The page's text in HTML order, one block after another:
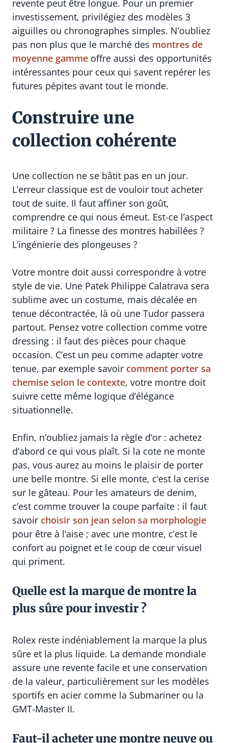
revente peut être longue. Pour un premier
investissement, privilégiez des modèles 3
aiguilles ou chronographes simples. N’oubliez
pas non plus que le marché des montres de
moyenne gamme offre aussi des opportunités
intéressantes pour ceux qui savent repérer les
futures pépites avant tout le monde.
Construire une
collection cohérente
Une collection ne se bâtit pas en un jour.
L’erreur classique est de vouloir tout acheter
tout de suite. Il faut affiner son goût,
comprendre ce qui nous émeut. Est-ce l’aspect
militaire ? La finesse des montres habillées ?
L’ingénierie des plongeuses ?
Votre montre doit aussi correspondre à votre
style de vie. Une Patek Philippe Calatrava sera
sublime avec un costume, mais décalée en
tenue décontractée, là où une Tudor passera
partout. Pensez votre collection comme votre
dressing : il faut des pièces pour chaque
occasion. C’est un peu comme adapter votre
tenue, par exemple savoir comment porter sa
chemise selon le contexte, votre montre doit
suivre cette même logique d’élégance
situationnelle.
Enfin, n’oubliez jamais la règle d’or : achetez
d’abord ce qui vous plaît. Si la cote ne monte
pas, vous aurez au moins le plaisir de porter
une belle montre. Si elle monte, c’est la cerise
sur le gâteau. Pour les amateurs de denim,
c’est comme trouver la coupe parfaite : il faut
savoir choisir son jean selon sa morphologie
pour être à l’aise ; avec une montre, c’est le
confort au poignet et le coup de cœur visuel
qui priment.
Quelle est la marque de montre la
plus sûre pour investir ?
Rolex reste indéniablement la marque la plus
sûre et la plus liquide. La demande mondiale
assure une revente facile et une conservation
de la valeur, particulièrement sur les modèles
sportifs en acier comme la Submariner ou la
GMT-Master II.
Faut-il acheter une montre neuve ou